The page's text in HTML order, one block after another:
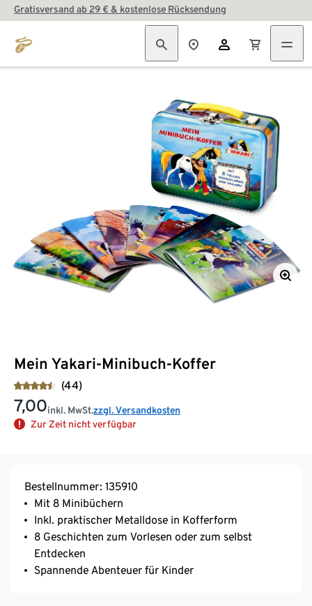
Gratisversand ab 29 € & kostenlose Rücksendung
Mein Yakari-Minibuch-Koffer
(44)
7,00inkl. MwSt.zzgl. Versandkosten
Zur Zeit nicht verfügbar
Bestellnummer: 135910
Mit 8 Minibüchern
Inkl. praktischer Metalldose in Kofferform
8 Geschichten zum Vorlesen oder zum selbst
Entdecken
Spannende Abenteuer für Kinder